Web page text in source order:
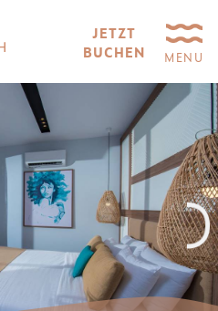
JETZT
BUCHEN
MENU